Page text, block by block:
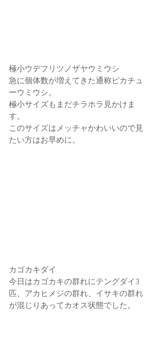
極小ウデフリツノザヤウミウシ
急に個体数が増えてきた通称ピカチュ
ーウミウシ。
極小サイズもまだチラホラ見かけま
す。
このサイズはメッチャかわいいので見
たい方はお早めに。
カゴカキダイ
今日はカゴカキの群れにテングダイ3
匹、アカヒメジの群れ、イサキの群れ
が混じりあってカオス状態でした。